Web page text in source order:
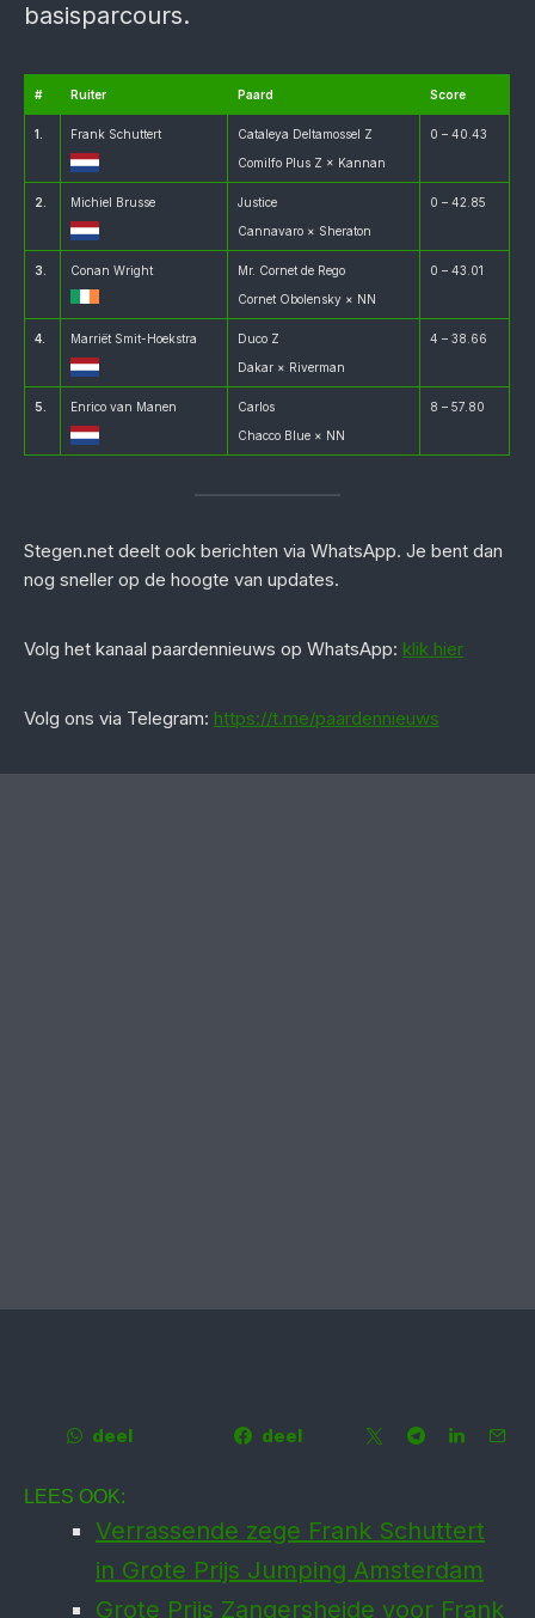
basisparcours.
# Ruiter Paard Score
1. Frank Schuttert
Cataleya Deltamossel Z
Comilfo Plus Z × Kannan
0 – 40.43
2. Michiel Brusse
Justice
Cannavaro × Sheraton
0 – 42.85
3. Conan Wright
Mr. Cornet de Rego
Cornet Obolensky × NN
0 – 43.01
4. Marriët Smit-Hoekstra
Duco Z
Dakar × Riverman
4 – 38.66
5. Enrico van Manen
Carlos
Chacco Blue × NN
8 – 57.80
Stegen.net deelt ook berichten via WhatsApp. Je bent dan
nog sneller op de hoogte van updates.
‎Volg het kanaal paardennieuws op WhatsApp: klik hier
Volg ons via Telegram: https://t.me/paardennieuws
deel deel
LEES OOK:
Verrassende zege Frank Schuttert
in Grote Prijs Jumping Amsterdam
Grote Prijs Zangersheide voor Frank